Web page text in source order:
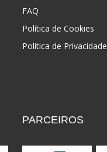
FAQ
Política de Cookies
Politica de Privacidade
PARCEIROS